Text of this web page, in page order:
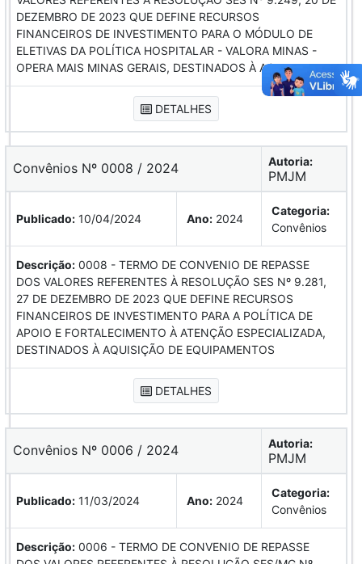
DEZEMBRO DE 2023 QUE DEFINE RECURSOS
FINANCEIROS DE INVESTIMENTO PARA O MÓDULO DE
ELETIVAS DA POLÍTICA HOSPITALAR - VALORA MINAS -
OPERA MAIS MINAS GERAIS, DESTINADOS À AQ
DETALHES
Convênios Nº 0008 / 2024 Autoria:
PMJM
Publicado: 10/04/2024 Ano: 2024
Categoria:
Convênios
Descrição: 0008 - TERMO DE CONVENIO DE REPASSE
DOS VALORES REFERENTES À RESOLUÇÃO SES Nº 9.281,
27 DE DEZEMBRO DE 2023 QUE DEFINE RECURSOS
FINANCEIROS DE INVESTIMENTO PARA A POLÍTICA DE
APOIO E FORTALECIMENTO À ATENÇÃO ESPECIALIZADA,
DESTINADOS À AQUISIÇÃO DE EQUIPAMENTOS
DETALHES
Convênios Nº 0006 / 2024 Autoria:
PMJM
Publicado: 11/03/2024 Ano: 2024
Categoria:
Convênios
Descrição: 0006 - TERMO DE CONVENIO DE REPASSE